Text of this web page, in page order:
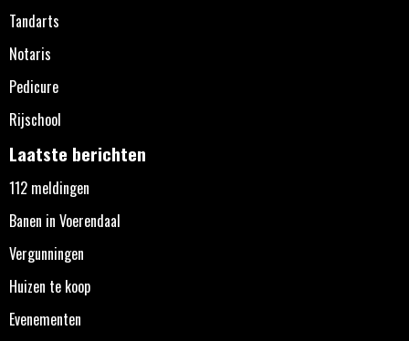
Tandarts
Notaris
Pedicure
Rijschool
Laatste berichten
112 meldingen
Banen in Voerendaal
Vergunningen
Huizen te koop
Evenementen